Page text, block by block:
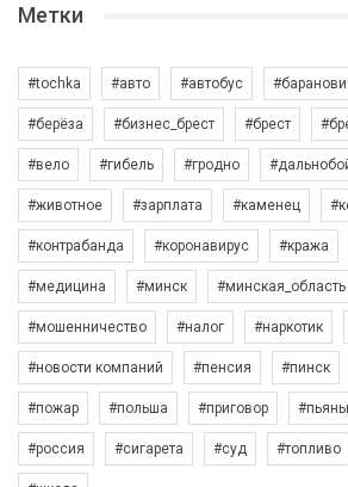
Метки
#tochka #авто #автобус
#берёза #бизнес_брест #брест
#вело #гибель #гродно
#животное #зарплата #каменец
#контрабанда #коронавирус #кража
#медицина #минск #минская_область
#мошенничество #налог #наркотик
#новости компаний #пенсия #пинск
#пожар #польша #приговор
#россия #сигарета #суд #топливо